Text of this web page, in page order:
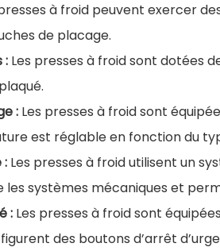
à froid peuvent exercer
de placage.
: Les presses à froid sont dotées
: Les presses à froid sont
est réglable en fonction du
: Les presses à froid utilisent un
systèmes mécaniques et
: Les presses à froid sont
des boutons d’arrêt